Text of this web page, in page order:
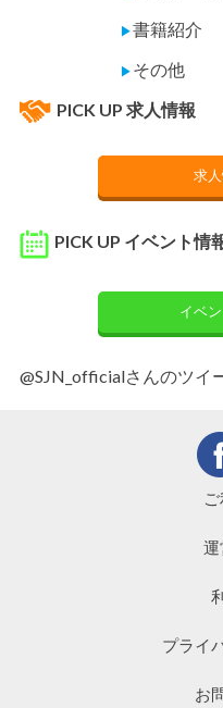
▶書籍紹介
▶ その他
PICK UP 求人情報
求
PICK UP イベント情
イベ
@SJN_officialさんのツイ
運
プライ
お